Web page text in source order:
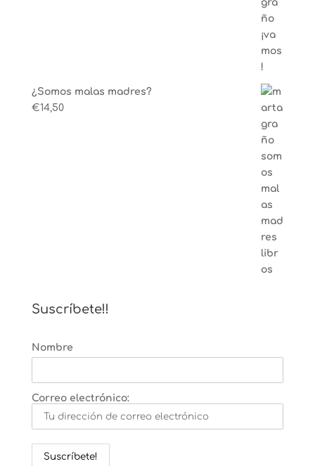
¿Somos malas madres?
€14,50
Suscríbete!!
Nombre
Correo electrónico: